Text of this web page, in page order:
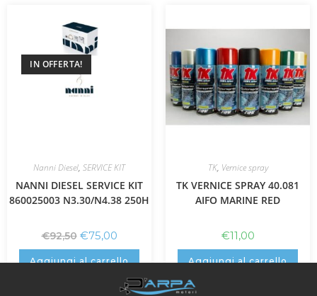
IN OFFERTA!
Nanni Diesel, SERVICE KIT
NANNI DIESEL SERVICE KIT
860025003 N3.30/N4.38 250H
€92,50 €75,00
Aggiungi al carrello
TK, Vernice spray
TK VERNICE SPRAY 40.081
AIFO MARINE RED
€11,00
Aggiungi al carrello